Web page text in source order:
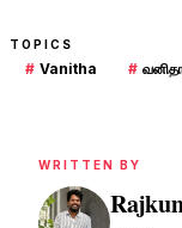
TOPICS
# Vanitha #
WRITTEN BY